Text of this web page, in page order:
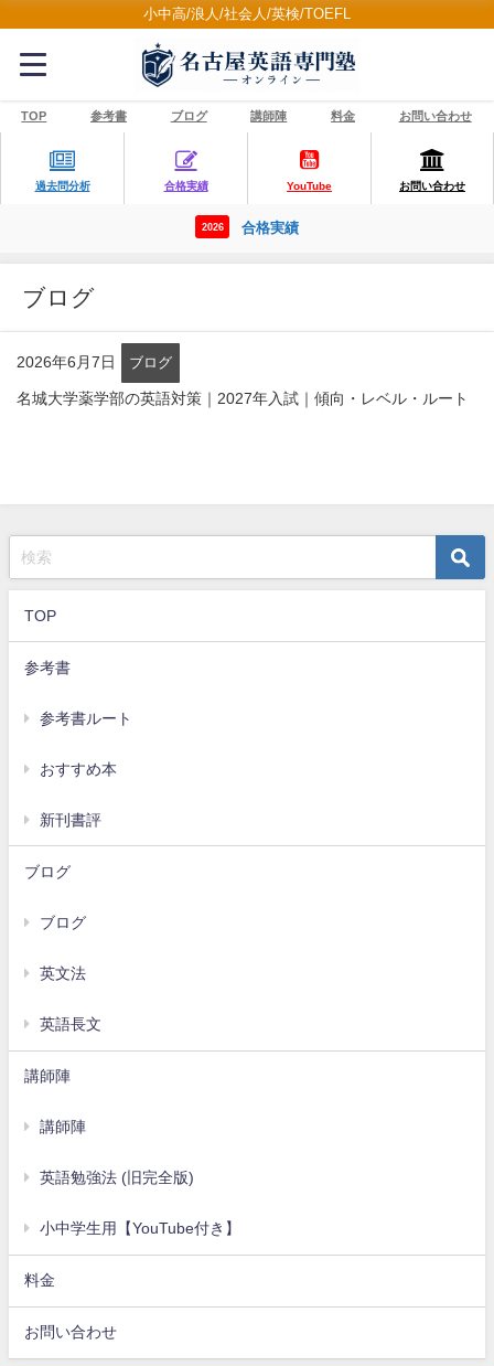
小中高/浪人/社会人/英検/TOEFL
TOP 参考書 ブログ 講師陣 料金 お問い合わせ
過去問分析 合格実績 YouTube お問い合わせ
2026 合格実績
ブログ
2026年6月7日 ブログ
名城大学薬学部の英語対策｜2027年入試｜傾向・レベル・ルート
TOP
参考書
参考書ルート
おすすめ本
新刊書評
ブログ
ブログ
英文法
英語長文
講師陣
講師陣
英語勉強法 (旧完全版)
小中学生用【YouTube付き】
料金
お問い合わせ